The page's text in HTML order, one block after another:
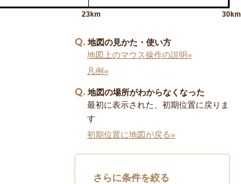
23km 30km
Q 地図の見かた・使い方
地図上のマウス操作の説明»
凡例»
Q 地図の場所がわからなくなった
最初に表示された、初期位置に戻りま
す
初期位置に地図が戻る»
さらに条件を絞る